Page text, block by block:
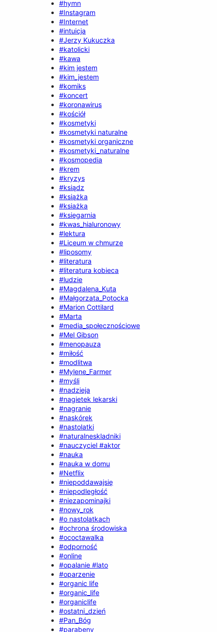
#hymn
#Instagram
#Internet
#intuicja
#Jerzy Kukuczka
#katolicki
#kawa
#kim jestem
#kim_jestem
#komiks
#koncert
#koronawirus
#kościół
#kosmetyki
#kosmetyki naturalne
#kosmetyki organiczne
#kosmetyki_naturalne
#kosmopedia
#krem
#kryzys
#ksiądz
#książka
#ksiażka
#księgarnia
#kwas_hialuronowy
#lektura
#Liceum w chmurze
#liposomy
#literatura
#literatura kobieca
#ludzie
#Magdalena_Kuta
#Małgorzata_Potocka
#Marion Cottilard
#Marta
#media_społecznościowe
#Mel Gibson
#menopauza
#miłość
#modlitwa
#Mylene_Farmer
#myśli
#nadzieja
#nagietek lekarski
#nagranie
#naskórek
#nastolatki
#naturalneskladniki
#nauczyciel #aktor
#nauka
#nauka w domu
#Netflix
#niepoddawajsię
#niepodległość
#niezapominajki
#nowy_rok
#o nastolatkach
#ochrona środowiska
#ococtawalka
#odporność
#online
#opalanie #lato
#oparzenie
#organic life
#organic_life
#organiclife
#ostatni_dzień
#Pan_Bóg
#parabeny